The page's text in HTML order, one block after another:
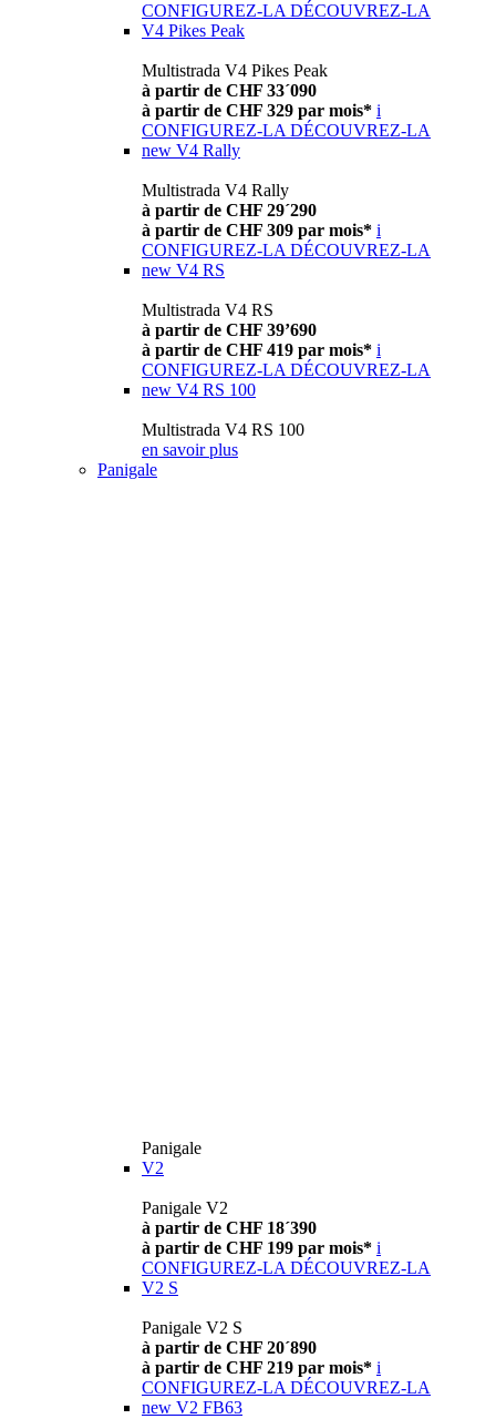
CONFIGUREZ-LA DÉCOUVREZ-LA
V4 Pikes Peak
Multistrada V4 Pikes Peak
à partir de CHF 33´090
à partir de CHF 329 par mois* i
CONFIGUREZ-LA DÉCOUVREZ-LA
new V4 Rally
Multistrada V4 Rally
à partir de CHF 29´290
à partir de CHF 309 par mois* i
CONFIGUREZ-LA DÉCOUVREZ-LA
new V4 RS
Multistrada V4 RS
à partir de CHF 39’690
à partir de CHF 419 par mois* i
CONFIGUREZ-LA DÉCOUVREZ-LA
new V4 RS 100
Multistrada V4 RS 100
en savoir plus
Panigale
Panigale
V2
Panigale V2
à partir de CHF 18´390
à partir de CHF 199 par mois* i
CONFIGUREZ-LA DÉCOUVREZ-LA
V2 S
Panigale V2 S
à partir de CHF 20´890
à partir de CHF 219 par mois* i
CONFIGUREZ-LA DÉCOUVREZ-LA
new V2 FB63